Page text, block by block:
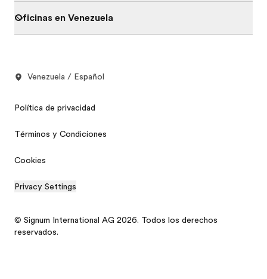
Oficinas en Venezuela
Venezuela / Español
Política de privacidad
Términos y Condiciones
Cookies
Privacy Settings
© Signum International AG 2026. Todos los derechos
reservados.